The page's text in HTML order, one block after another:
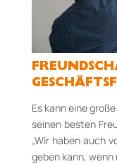
Es kann eine
seinen besten
„Wir haben auch
geben kann, wenn